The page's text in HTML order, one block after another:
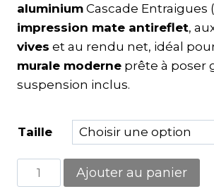
aluminium Cascade Entraigues
impression mate antireflet,
vives et au rendu net, idéal
murale moderne prête à poser
suspension inclus.
Taille
Ajouter au panier